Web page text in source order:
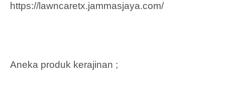
https://lawncaretx.jammasjaya.com/
Aneka produk kerajinan ;